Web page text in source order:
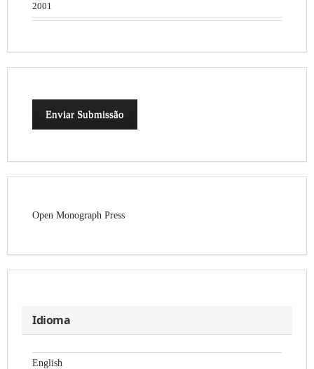
2001
Enviar Submissão
Open Monograph Press
Idioma
English